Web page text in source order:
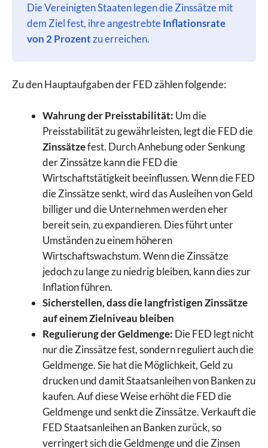
Die Vereinigten Staaten legen die Zinssätze mit
dem Ziel fest, ihre angestrebteInflationsrate
von 2 Prozentzu erreichen.
Zu den Hauptaufgaben der FED zählen folgende:
Wahrung der Preisstabilität: Um die
Preisstabilität zu gewährleisten, legt die FED die
Zinssätzefest. Durch Anhebung oder Senkung
der Zinssätze kann die FED die
Wirtschaftstätigkeit beeinflussen. Wenn die FED
die Zinssätze senkt, wird das Ausleihen von Geld
billiger und die Unternehmen werden eher
bereit sein, zu expandieren. Dies führt unter
Umständen zu einem höheren
Wirtschaftswachstum. Wenn die Zinssätze
jedoch zu lange zu niedrig bleiben, kann dies zur
Inflation führen.
Sicherstellen, dass die langfristigen Zinssätze
auf einem Zielniveau bleiben
Regulierung der Geldmenge: Die FED legt nicht
nur die Zinssätze fest, sondern reguliert auch die
Geldmenge. Sie hat die Möglichkeit, Geld zu
drucken und damit Staatsanleihen von Banken zu
kaufen. Auf diese Weise erhöht die FED die
Geldmenge und senkt die Zinssätze. Verkauft die
FED Staatsanleihen an Banken zurück, so
verringert sich die Geldmenge und die Zinsen